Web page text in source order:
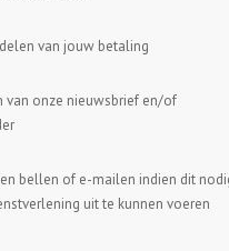
van jouw betaling
van onze nieuwsbrief en/of
bellen of e-mailen indien dit
uit te kunnen voeren